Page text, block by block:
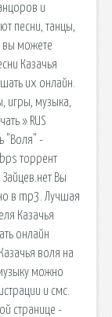
и
песни, танцы,
вы можете
Казачья
их онлайн.
игры, музыка,
» RUS
"Воля" -
торрент
Вы
в mp3. Лучшая
Казачья
онлайн
воля на
можно
и смс.
странице -